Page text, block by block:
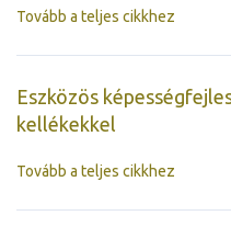
Tovább a teljes cikkhez
Eszközös
kellékekkel
Tovább a teljes cikkhez